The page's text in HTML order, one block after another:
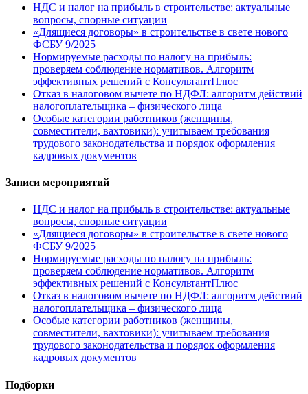
НДС и налог на прибыль в строительстве: актуальные
вопросы, спорные ситуации
«Длящиеся договоры» в строительстве в свете нового
ФСБУ 9/2025
Нормируемые расходы по налогу на прибыль:
проверяем соблюдение нормативов. Алгоритм
эффективных решений с КонсультантПлюс
Отказ в налоговом вычете по НДФЛ: алгоритм действий
налогоплательщика – физического лица
Особые категории работников (женщины,
совместители, вахтовики): учитываем требования
трудового законодательства и порядок оформления
кадровых документов
Записи мероприятий
НДС и налог на прибыль в строительстве: актуальные
вопросы, спорные ситуации
«Длящиеся договоры» в строительстве в свете нового
ФСБУ 9/2025
Нормируемые расходы по налогу на прибыль:
проверяем соблюдение нормативов. Алгоритм
эффективных решений с КонсультантПлюс
Отказ в налоговом вычете по НДФЛ: алгоритм действий
налогоплательщика – физического лица
Особые категории работников (женщины,
совместители, вахтовики): учитываем требования
трудового законодательства и порядок оформления
кадровых документов
Подборки